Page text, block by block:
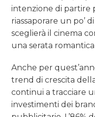
intenzione di partire
riassaporare un po’
sceglierà il cinema
una serata romantica
Anche per
trend di crescita della
continui a tracciare
investimenti dei